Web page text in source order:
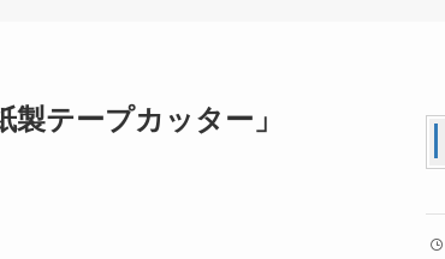
テープカッター」